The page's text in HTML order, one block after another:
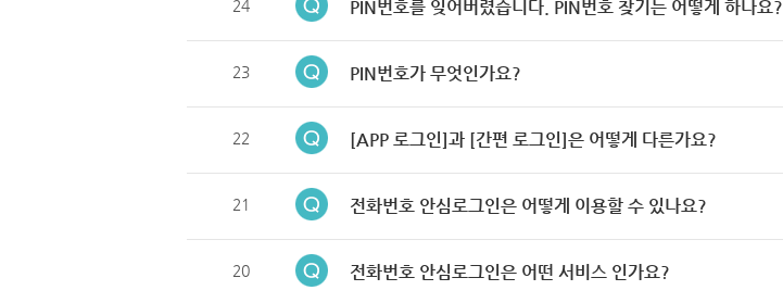
24 PIN번호를 잊어버렸습니다. PIN번호 찾기는 어떻게 하나요?
23 PIN번호가 무엇인가요?
22 [APP 로그인]과 [간편 로그인]은 어떻게 다른가요?
21 전화번호 안심로그인은 어떻게 이용할 수 있나요?
20 전화번호 안심로그인은 어떤 서비스 인가요?